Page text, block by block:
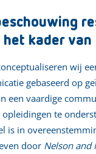
het kader
wij
gebaseerd op
een vaardige
te
is in
door Nelson and